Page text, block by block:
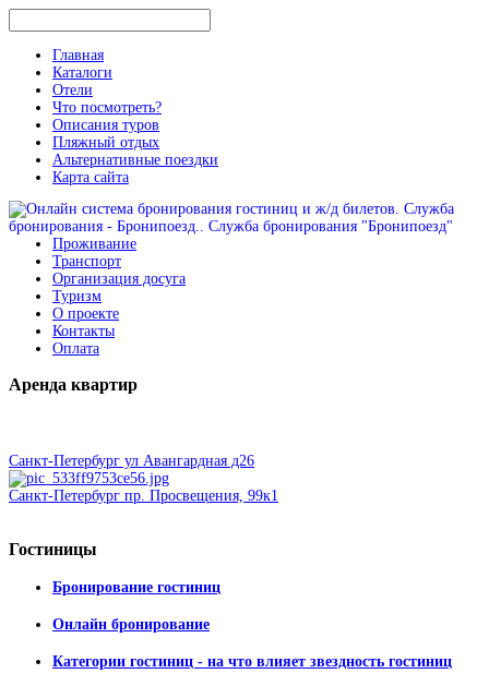
Главная
Каталоги
Отели
Что посмотреть?
Описания туров
Пляжный отдых
Альтернативные поездки
Карта сайта
Проживание
Транспорт
Организация досуга
Туризм
О проекте
Контакты
Оплата
Аренда квартир
Санкт-Петербург ул Авангардная д26
Санкт-Петербург пр. Просвещения, 99к1
Гостиницы
Бронирование гостиниц
Онлайн бронирование
Категории гостиниц - на что влияет звездность гостиниц